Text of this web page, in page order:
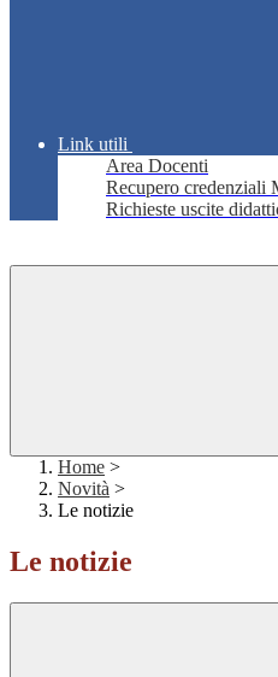
Link utili
Area Docenti
Recupero credenziali
Richieste uscite
Home >
Novità >
Le notizie
Le notizie